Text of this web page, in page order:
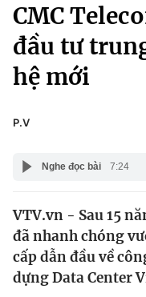
Chính trị
Xã hội
Pháp luật
Y tế
Thế giới
Tin tức
Thế giới đó đây
Kinh tế
Tài chính
Thể thao
Truyền hình
Văn hóa - Giải
Y tế
CMC
đầu tư
hệ mới
P.V
Nghe đọc bài 7:24
VTV.vn - Sau 15
đã nhanh chóng
cấp dẫn đầu về
dựng Data Center